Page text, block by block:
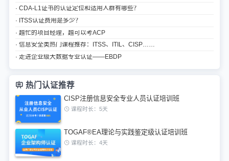
· CDA-L1证书的认证定位和适用人群有哪些？
· ITSS认证费用是多少？
· 越忙的项目经理，越可以考ACP
· 信息安全类热门课程推荐：ITSS、ITIL、CISP……
· 走进企业级大数据专业认证——EBDP
热门认证推荐
CISP注册信息安全专业人员认证培训班
课程时长：5天
TOGAF®EA理论与实践鉴定级认证培训班
课程时长：4天